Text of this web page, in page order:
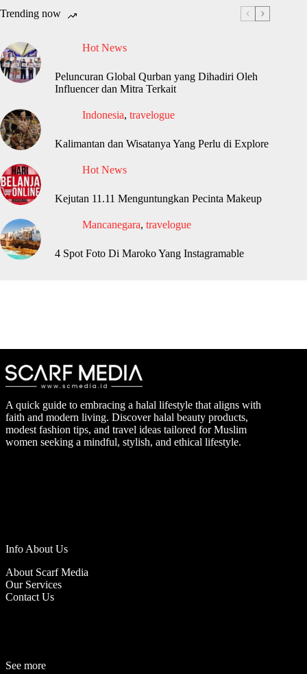
Trending now
Hot News
Peluncuran Global Qurban yang Dihadiri Oleh
Influencer dan Mitra Terkait
Indonesia, travelogue
Kalimantan dan Wisatanya Yang Perlu di Explore
Hot News
Kejutan 11.11 Menguntungkan Pecinta Makeup
Mancanegara, travelogue
4 Spot Foto Di Maroko Yang Instagramable
A quick guide to embracing a halal lifestyle that aligns with
faith and modern living. Discover halal beauty products,
modest fashion tips, and travel ideas tailored for Muslim
women seeking a mindful, stylish, and ethical lifestyle.
Info About Us
About Scarf Media
Our Services
Contact Us
See more